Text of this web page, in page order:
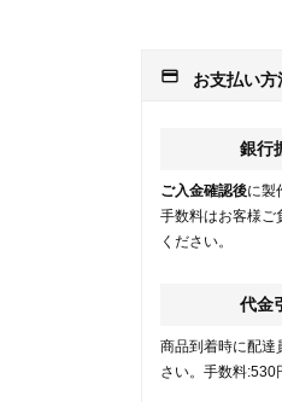
payment お支払い方
銀行
ご入金確認後に製
手数料はお客様ご
ください。
代金
商品到着時に配達
さい。手数料:530